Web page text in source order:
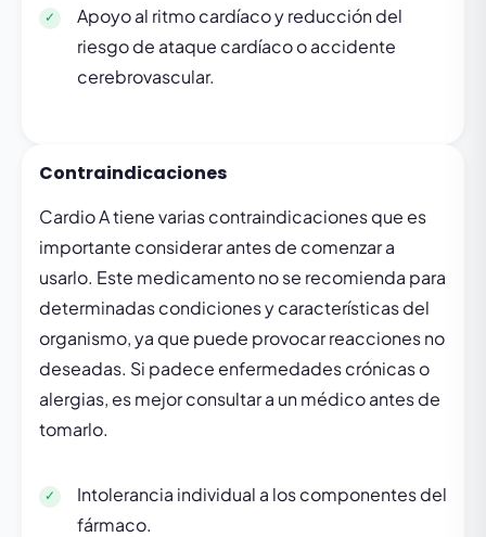
Apoyo al ritmo cardíaco y reducción del
riesgo de ataque cardíaco o accidente
cerebrovascular.
Contraindicaciones
Cardio A tiene varias contraindicaciones que es
importante considerar antes de comenzar a
usarlo. Este medicamento no se recomienda para
determinadas condiciones y características del
organismo, ya que puede provocar reacciones no
deseadas. Si padece enfermedades crónicas o
alergias, es mejor consultar a un médico antes de
tomarlo.
Intolerancia individual a los componentes del
fármaco.